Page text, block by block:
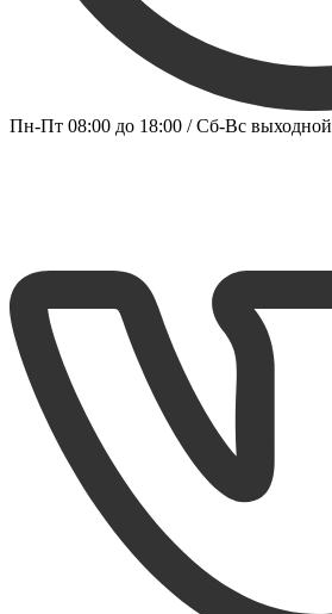
Пн-Пт 08:00 до 18:00 / Сб-Вс выходной